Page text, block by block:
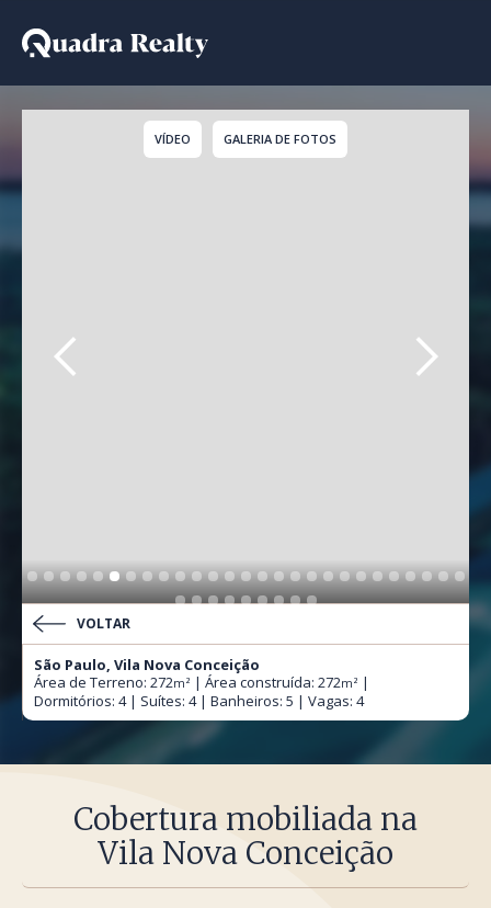
Cobertura a venda em
VÍDEO GALERIA DE FOTOS
VOLTAR
São Paulo, Vila Nova Conceição
Área de Terreno: 272m² | Área construída: 272m² |
Dormitórios: 4 | Suítes: 4 | Banheiros: 5 | Vagas: 4
Cobertura mobiliada na
Vila Nova Conceição